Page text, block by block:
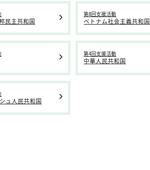
民主共和国
第8回支援活動
ベトナム社会主義共和国
第4回支援活動
中華人民共和国
ュ人民共和国